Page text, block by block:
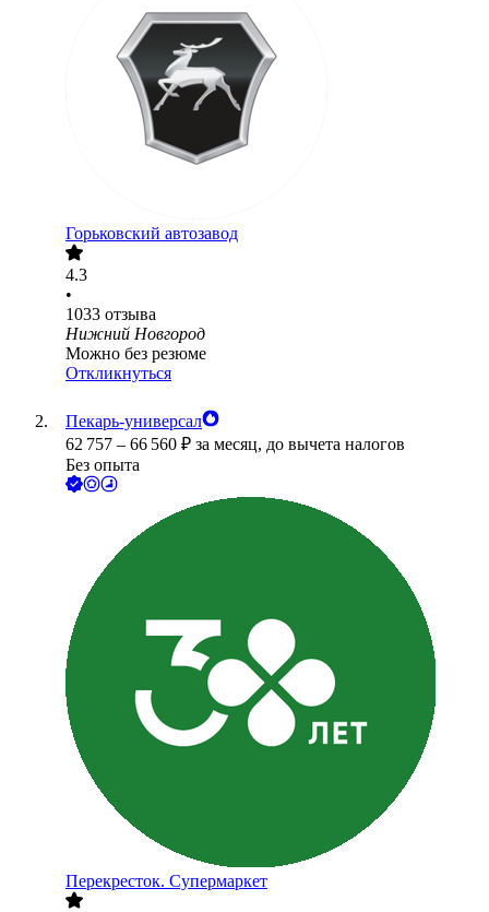
Горьковский автозавод
4.3
•
1033 отзыва
Нижний Новгород
Можно без резюме
Откликнуться
Пекарь-универсал
62 757 – 66 560 ₽ за месяц, до вычета налогов
Без опыта
Перекресток. Супермаркет